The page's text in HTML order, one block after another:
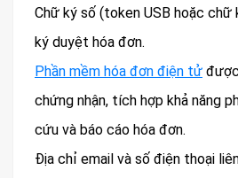
Chữ ký số (token USB hoặc chữ
ký duyệt hóa đơn.
Phần mềm hóa đơn điện tử
chứng nhận, tích hợp khả năng
cứu và báo cáo hóa đơn.
Địa chỉ email và số điện thoại